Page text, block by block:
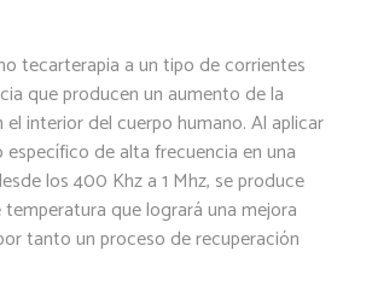
tecarterapia a un tipo de corrientes
que producen un aumento de la
interior del cuerpo humano. Al aplicar
de alta frecuencia en una
los 400 Khz a 1 Mhz, se produce
que logrará una mejora
tanto un proceso de recuperación